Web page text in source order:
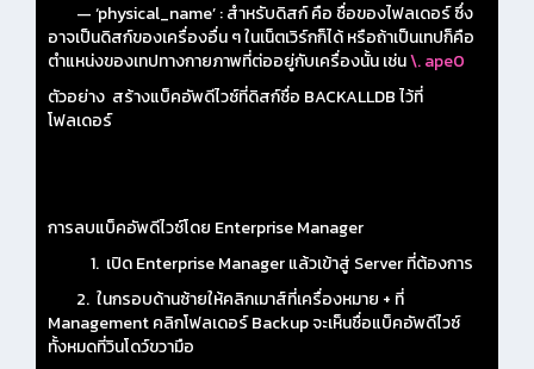
— ‘physical_name’ : สำหรับดิสก์ คือ ชื่อของไฟลเดอร์ ซึ่ง
อาจเป็นดิสก์ของเครื่องอื่น ๆ ในเน็ตเวิร์กก็ได้ หรือถ้าเป็นเทปก็คือ
ตำแหน่งของเทปทางกายภาพที่ต่ออยู่กับเครื่องนั้น เช่น\. ape0
ตัวอย่าง สร้างแบ็คอัพดีไวซ์ที่ดิสก์ชื่อ BACKALLDB ไว้ที่
โฟลเดอร์
การลบแบ็คอัพดีไวซ์โดย Enterprise Manager
1. เปิด Enterprise Manager แล้วเข้าสู่ Server ที่ต้องการ
2. ในกรอบด้านซ้ายให้คลิกเมาส์ที่เครื่องหมาย + ที่
Management คลิกโฟลเดอร์ Backup จะเห็นชื่อแบ็คอัพดีไวซ์
ทั้งหมดที่วินโดว์ขวามือ